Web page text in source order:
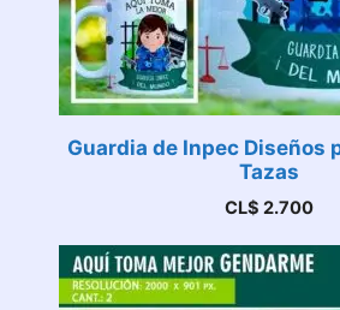
Guardia de Inpec Diseños
Tazas
CL$ 2.700